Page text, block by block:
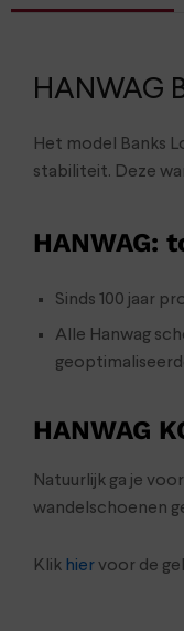
HANWAG
Het model Banks
stabiliteit. Deze
HANWAG:
Sinds 100 jaar
Alle Hanwag
HANWAG
Natuurlijk ga je
wandelschoenen
Klik hiervoor de